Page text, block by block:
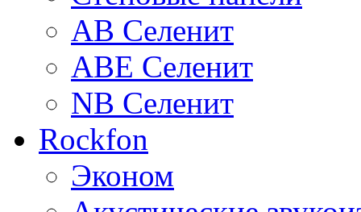
AB Селенит
ABE Селенит
NB Селенит
Rockfon
Эконом